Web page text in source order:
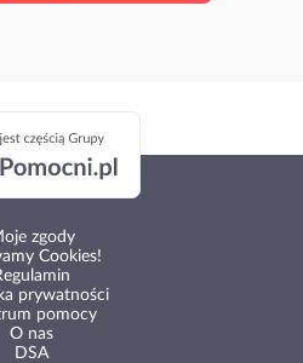
zgody
Cookies!
prywatności
pomocy
O nas
DSA